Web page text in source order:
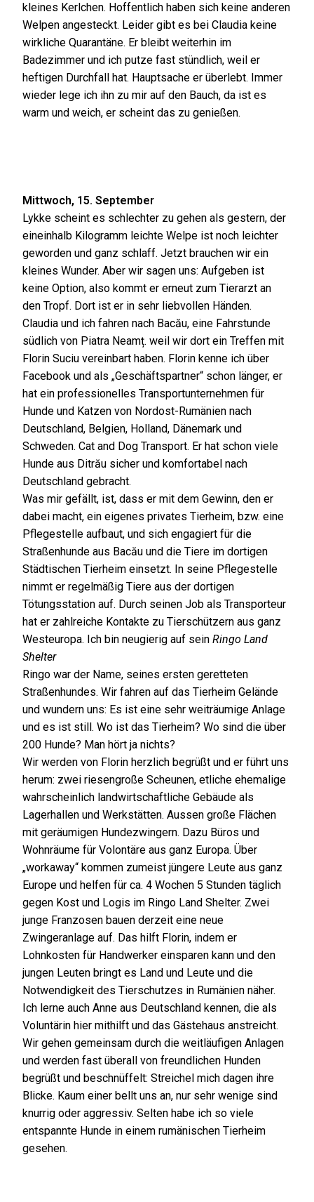
kleines Kerlchen. Hoffentlich haben sich keine anderen
Welpen angesteckt. Leider gibt es bei Claudia keine
wirkliche Quarantäne. Er bleibt weiterhin im
Badezimmer und ich putze fast stündlich, weil er
heftigen Durchfall hat. Hauptsache er überlebt. Immer
wieder lege ich ihn zu mir auf den Bauch, da ist es
warm und weich, er scheint das zu genießen.
Mittwoch, 15. September
Lykke scheint es schlechter zu gehen als gestern, der
eineinhalb Kilogramm leichte Welpe ist noch leichter
geworden und ganz schlaff. Jetzt brauchen wir ein
kleines Wunder. Aber wir sagen uns: Aufgeben ist
keine Option, also kommt er erneut zum Tierarzt an
den Tropf. Dort ist er in sehr liebvollen Händen.
Claudia und ich fahren nach Bacău, eine Fahrstunde
südlich von Piatra Neamț. weil wir dort ein Treffen mit
Florin Suciu vereinbart haben. Florin kenne ich über
Facebook und als „Geschäftspartner“ schon länger, er
hat ein professionelles Transportunternehmen für
Hunde und Katzen von Nordost-Rumänien nach
Deutschland, Belgien, Holland, Dänemark und
Schweden. Cat and Dog Transport. Er hat schon viele
Hunde aus Ditrău sicher und komfortabel nach
Deutschland gebracht.
Was mir gefällt, ist, dass er mit dem Gewinn, den er
dabei macht, ein eigenes privates Tierheim, bzw. eine
Pflegestelle aufbaut, und sich engagiert für die
Straßenhunde aus Bacău und die Tiere im dortigen
Städtischen Tierheim einsetzt. In seine Pflegestelle
nimmt er regelmäßig Tiere aus der dortigen
Tötungsstation auf. Durch seinen Job als Transporteur
hat er zahlreiche Kontakte zu Tierschützern aus ganz
Westeuropa. Ich bin neugierig auf seinRingo Land
Shelter
Ringo war der Name, seines ersten geretteten
Straßenhundes. Wir fahren auf das Tierheim Gelände
und wundern uns: Es ist eine sehr weiträumige Anlage
und es ist still. Wo ist das Tierheim? Wo sind die über
200 Hunde? Man hört ja nichts?
Wir werden von Florin herzlich begrüßt und er führt uns
herum: zwei riesengroße Scheunen, etliche ehemalige
wahrscheinlich landwirtschaftliche Gebäude als
Lagerhallen und Werkstätten. Aussen große Flächen
mit geräumigen Hundezwingern. Dazu Büros und
Wohnräume für Volontäre aus ganz Europa. Über
„workaway“ kommen zumeist jüngere Leute aus ganz
Europe und helfen für ca. 4 Wochen 5 Stunden täglich
gegen Kost und Logis im Ringo Land Shelter. Zwei
junge Franzosen bauen derzeit eine neue
Zwingeranlage auf. Das hilft Florin, indem er
Lohnkosten für Handwerker einsparen kann und den
jungen Leuten bringt es Land und Leute und die
Notwendigkeit des Tierschutzes in Rumänien näher.
Ich lerne auch Anne aus Deutschland kennen, die als
Voluntärin hier mithilft und das Gästehaus anstreicht.
Wir gehen gemeinsam durch die weitläufigen Anlagen
und werden fast überall von freundlichen Hunden
begrüßt und beschnüffelt: Streichel mich dagen ihre
Blicke. Kaum einer bellt uns an, nur sehr wenige sind
knurrig oder aggressiv. Selten habe ich so viele
entspannte Hunde in einem rumänischen Tierheim
gesehen.